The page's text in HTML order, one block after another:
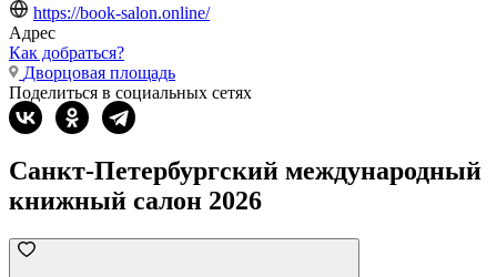
https://book-salon.online/
Адрес
Как добраться?
Дворцовая площадь
Поделиться в социальных сетях
Санкт-Петербургский международный
книжный салон 2026